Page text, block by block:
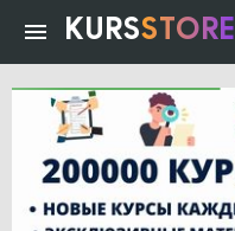
KURSSTORE